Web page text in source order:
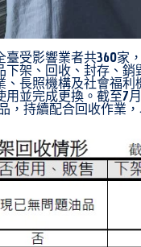
受影響業者共360家
架、回收、封存、
長照機構及社會福
並完成更換。截至7
，持續配合回收作業